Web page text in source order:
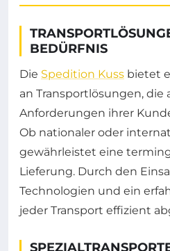
BEDÜRFNIS
Die Spedition Kuss bietet
an Transportlösungen, die
Anforderungen ihrer
Ob nationaler oder
gewährleistet eine
Lieferung. Durch den
Technologien und ein
jeder Transport effizient